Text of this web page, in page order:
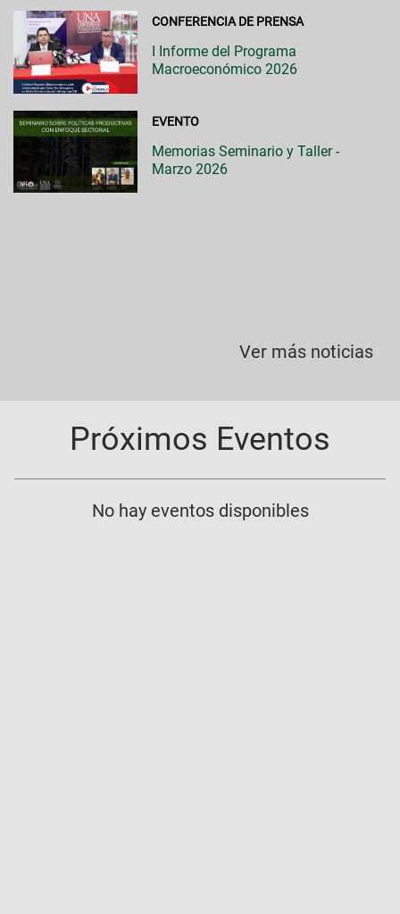
CONFERENCIA DE PRENSA
I Informe del Programa
Macroeconómico 2026
EVENTO
Memorias Seminario y Taller -
Marzo 2026
Ver más noticias
Próximos Eventos
No hay eventos disponibles